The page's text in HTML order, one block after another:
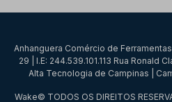
Anhanguera Comércio de
29 | I.E: 244.539.101.113 Rua Ronald
Alta Tecnologia de Campinas |
Wake© TODOS OS DIREITOS